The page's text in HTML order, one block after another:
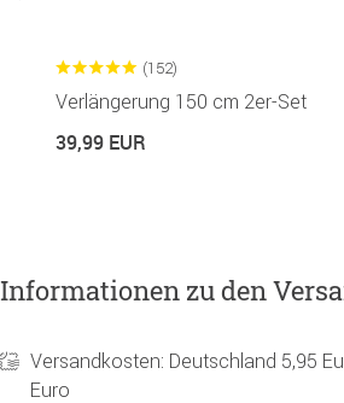
(152)
Verlängerung 150 cm 2er-Set
39,99 EUR
Informationen zu den
Versandkosten: Deutschland 5,95
Euro